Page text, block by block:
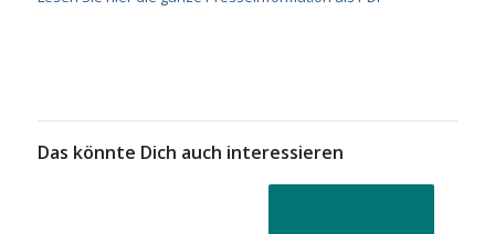
Das könnte Dich auch interessieren